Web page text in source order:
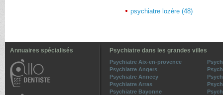
psychiatre lozère (48)
Annuaires spécialisés Psychiatre dans les grandes villes
Psychiatre Aix-en-provence
Psychiatre Angers
Psychiatre Annecy
Psychiatre Arras
Psychiatre Bayonne